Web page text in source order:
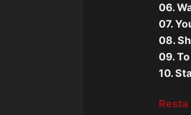
06.
07.
08.
09.
10.